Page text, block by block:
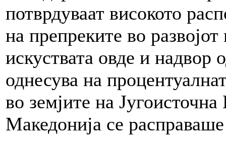
потврдуваат високото
на препреките во
искуствата овде и надвор
однесува на
во земјите на
Македонија се